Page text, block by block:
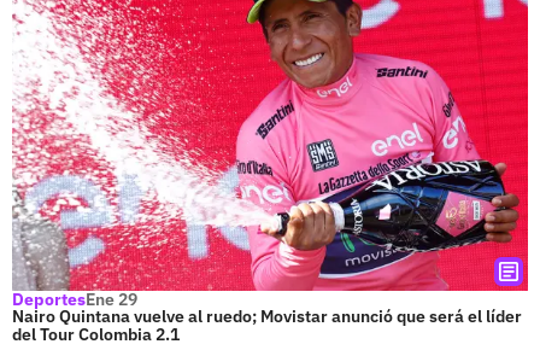
DeportesEne 29
Nairo Quintana vuelve al ruedo; Movistar anunció que será el líder
del Tour Colombia 2.1